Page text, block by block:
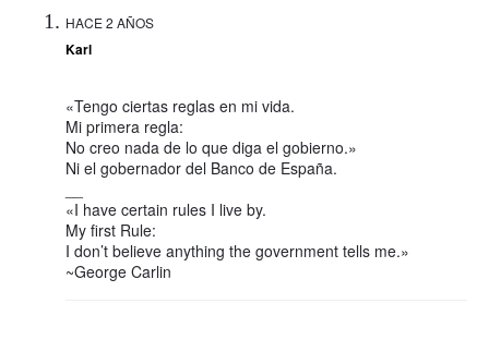
HACE 2 AÑOS
Karl
«Tengo ciertas reglas en mi vida.
Mi primera regla:
No creo nada de lo que diga el gobierno.»
Ni el gobernador del Banco de España.
«I have certain rules I live by.
My first Rule:
I don’t believe anything the government tells me.»
~George Carlin